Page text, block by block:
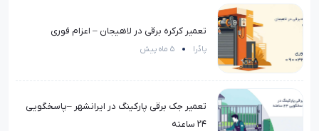
تعمیر کرکره برقی در لاهیجان – اعزام فوری
پادُرا 5 ماه پیش
تعمیر جک برقی پارکینگ در ایرانشهر –پاسخگویی
۲۴ ساعته